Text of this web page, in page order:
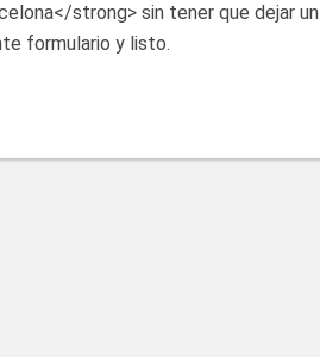
strong> sin tener que dejar un
formulario y listo.